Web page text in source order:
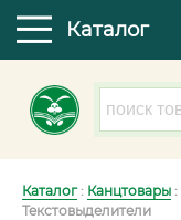
Каталог
Каталог: Канцтовары :
Текстовыделители